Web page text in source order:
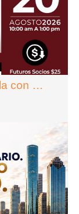
Inglés Empresarial, Habla con Claridad, Suena con Confianza